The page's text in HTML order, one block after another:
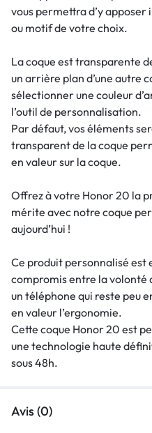
vous permettra d’y
ou motif de votre choix.
La coque est transparente
un arrière plan d’une autre
sélectionner une couleur
l’outil de personnalisation.
Par défaut, vos éléments
transparent de la coque
en valeur sur la coque.
Offrez à votre Honor 20 la
mérite avec notre coque
aujourd’hui !
Ce produit personnalisé
compromis entre la volonté
un téléphone qui reste peu
en valeur l’ergonomie.
Cette coque Honor 20 est
une technologie haute
sous 48h.
Avis (0)